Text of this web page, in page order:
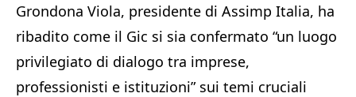
Grondona Viola, presidente di Assimp Italia, ha
ribadito come il Gic si sia confermato “un luogo
privilegiato di dialogo tra imprese,
professionisti e istituzioni” sui temi cruciali